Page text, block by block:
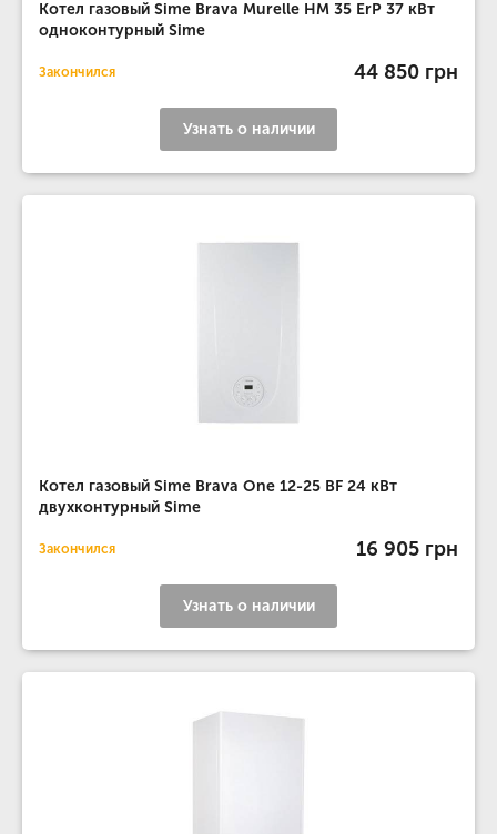
Котел газовый Sime Brava Murelle HM 35 ErP 37 кВт
одноконтурный Sime
Закончился 44 850 грн
Узнать о наличии
Котел газовый Sime Brava One 12-25 BF 24 кВт
двухконтурный Sime
Закончился 16 905 грн
Узнать о наличии